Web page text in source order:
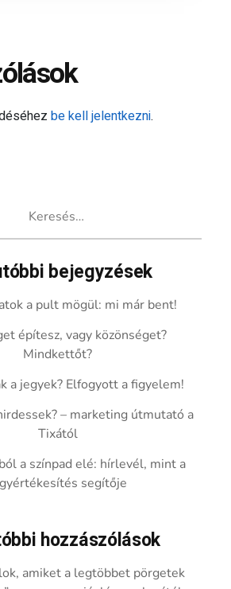
be kell jelentkezni.
bejegyzések
a pult mögül: mi már bent!
építesz, vagy közönséget?
Mindkettőt?
a jegyek? Elfogyott a figyelem!
– marketing útmutató a
Tixától
a színpad elé: hírlevél, mint a
segítője
hozzászólások
amiket a legtöbbet pörgetek